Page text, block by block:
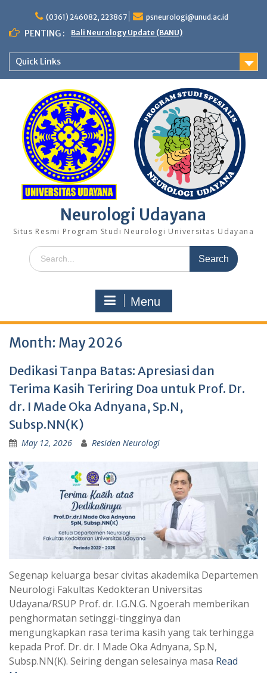
content
(0361) 246082, 223867 psneurologi@unud.ac.id
PENTING : Bali Neurology Update (BANU)
Quick Links
Neurologi Udayana
Situs Resmi Program Studi Neurologi Universitas Udayana
Search
for:
Menu
Month: May 2026
Dedikasi Tanpa Batas: Apresiasi dan
Terima Kasih Teriring Doa untuk Prof. Dr.
dr. I Made Oka Adnyana, Sp.N,
Subsp.NN(K)
May 12, 2026 Residen Neurologi
Segenap keluarga besar civitas akademika Departemen
Neurologi Fakultas Kedokteran Universitas
Udayana/RSUP Prof. dr. I.G.N.G. Ngoerah memberikan
penghormatan setinggi-tingginya dan
mengungkapkan rasa terima kasih yang tak terhingga
kepada Prof. Dr. dr. I Made Oka Adnyana, Sp.N,
Subsp.NN(K). Seiring dengan selesainya masa Read